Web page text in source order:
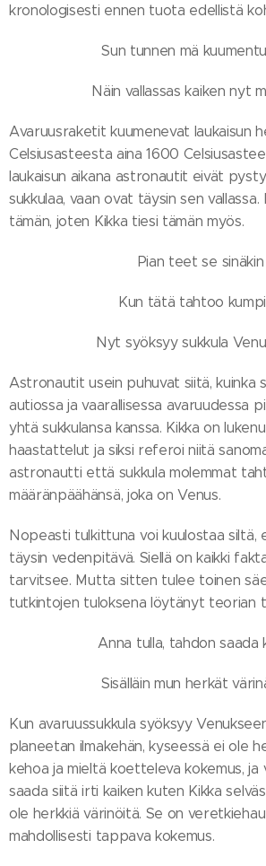
kronologisesti ennen tuota edellistä
Sun tunnen mä
Näin vallassas kaiken nyt
Avaruusraketit kuumenevat laukaisun
Celsiusasteesta aina 1600
laukaisun aikana astronautit eivät
sukkulaa, vaan ovat täysin sen
tämän, joten Kikka tiesi tämän myös.
Pian teet se sinäkin
Kun tätä tahtoo
Nyt syöksyy sukkula
Astronautit usein puhuvat siitä, kuinka
autiossa ja vaarallisessa avaruudessa
yhtä sukkulansa kanssa. Kikka on
haastattelut ja siksi referoi niitä
astronautti että sukkula molemmat
määränpäähänsä, joka on Venus.
Nopeasti tulkittuna voi kuulostaa siltä,
täysin vedenpitävä. Siellä on kaikki
tarvitsee. Mutta sitten tulee toinen
tutkintojen tuloksena löytänyt teorian
Anna tulla, tahdon saada
Sisälläin mun herkät
Kun avaruussukkula syöksyy
planeetan ilmakehän, kyseessä ei ole
kehoa ja mieltä koetteleva kokemus, ja
saada siitä irti kaiken kuten Kikka
ole herkkiä värinöitä. Se on
mahdollisesti tappava kokemus.